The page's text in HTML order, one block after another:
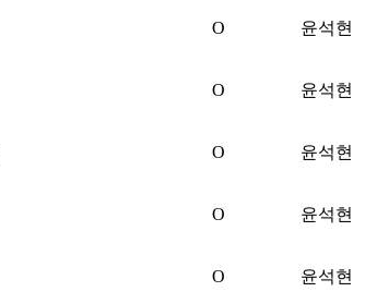
O 윤석현
O 윤석현
O 윤석현
O 윤석현
O 윤석현